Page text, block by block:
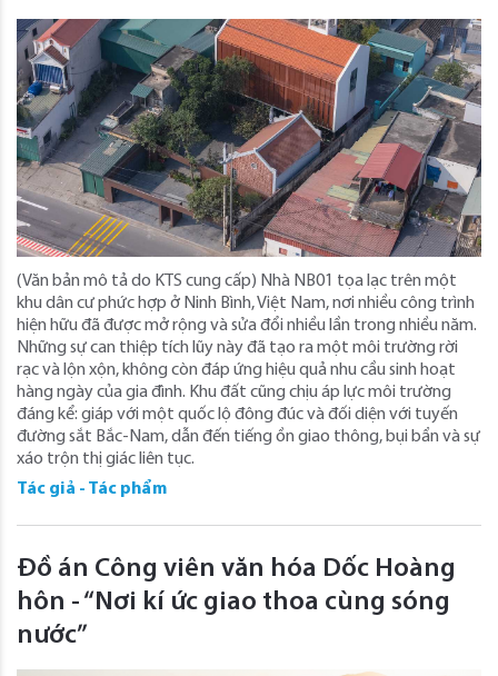
(Văn bản mô tả do KTS cung cấp) Nhà NB01 tọa lạc trên một
khu dân cư phức hợp ở Ninh Bình, Việt Nam, nơi nhiều công trình
hiện hữu đã được mở rộng và sửa đổi nhiều lần trong nhiều năm.
Những sự can thiệp tích lũy này đã tạo ra một môi trường rời
rạc và lộn xộn, không còn đáp ứng hiệu quả nhu cầu sinh hoạt
hàng ngày của gia đình. Khu đất cũng chịu áp lực môi trường
đáng kể: giáp với một quốc lộ đông đúc và đối diện với tuyến
đường sắt Bắc-Nam, dẫn đến tiếng ồn giao thông, bụi bẩn và sự
xáo trộn thị giác liên tục.
Tác giả - Tác phẩm
Đồ án Công viên văn hóa Dốc Hoàng
hôn - “Nơi kí ức giao thoa cùng sóng
nước”